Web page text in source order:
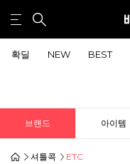
확딜 NEW BEST
브랜드 아이템
셔틀콕 ETC